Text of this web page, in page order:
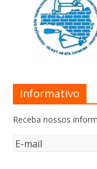
Informativo
Receba nossos